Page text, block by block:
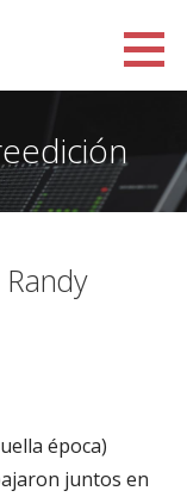
época)
juntos en